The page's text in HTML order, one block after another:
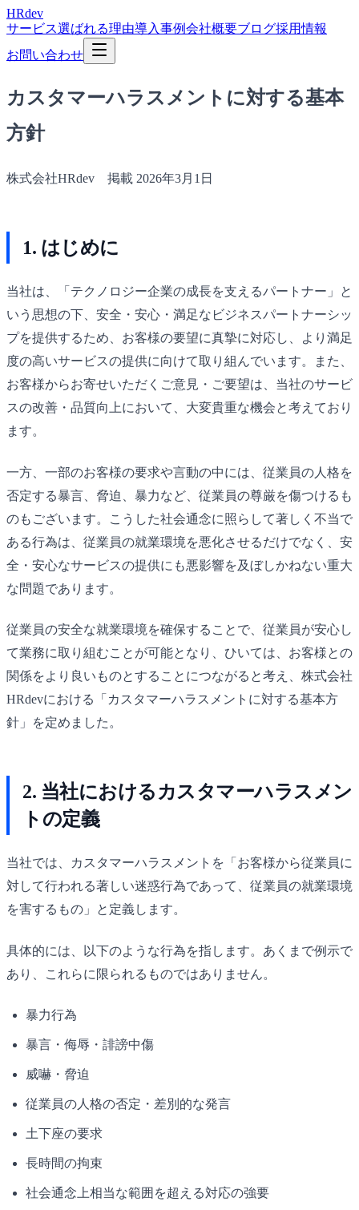
HRdev
サービス選ばれる理由導入事例会社概要ブログ採用情報
お問い合わせ
カスタマーハラスメントに対する基本
方針
株式会社HRdev 掲載 2026年3月1日
1. はじめに
当社は、「テクノロジー企業の成長を支えるパートナー」と
いう思想の下、安全・安心・満足なビジネスパートナーシッ
プを提供するため、お客様の要望に真摯に対応し、より満足
度の高いサービスの提供に向けて取り組んでいます。また、
お客様からお寄せいただくご意見・ご要望は、当社のサービ
スの改善・品質向上において、大変貴重な機会と考えており
ます。
一方、一部のお客様の要求や言動の中には、従業員の人格を
否定する暴言、脅迫、暴力など、従業員の尊厳を傷つけるも
のもございます。こうした社会通念に照らして著しく不当で
ある行為は、従業員の就業環境を悪化させるだけでなく、安
全・安心なサービスの提供にも悪影響を及ぼしかねない重大
な問題であります。
従業員の安全な就業環境を確保することで、従業員が安心し
て業務に取り組むことが可能となり、ひいては、お客様との
関係をより良いものとすることにつながると考え、株式会社
HRdevにおける「カスタマーハラスメントに対する基本方
針」を定めました。
2. 当社におけるカスタマーハラスメン
トの定義
当社では、カスタマーハラスメントを「お客様から従業員に
対して行われる著しい迷惑行為であって、従業員の就業環境
を害するもの」と定義します。
具体的には、以下のような行為を指します。あくまで例示で
あり、これらに限られるものではありません。
暴力行為
暴言・侮辱・誹謗中傷
威嚇・脅迫
従業員の人格の否定・差別的な発言
土下座の要求
長時間の拘束
社会通念上相当な範囲を超える対応の強要